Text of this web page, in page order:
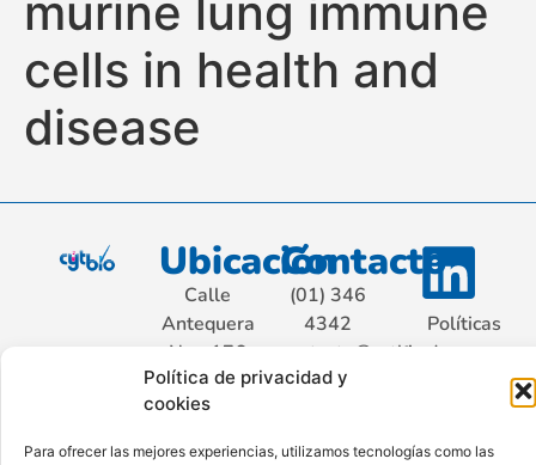
Política de privacidad y
cookies
Para ofrecer las mejores experiencias, utilizamos tecnologías como las
murine lung immune
cells in health and
disease
Ubicación
Calle
Antequera
Nro. 176
Sétimo
Piso Int.
Contacto
(01) 346
4342
contacto@cytbio.com
Políticas
de
privacidad